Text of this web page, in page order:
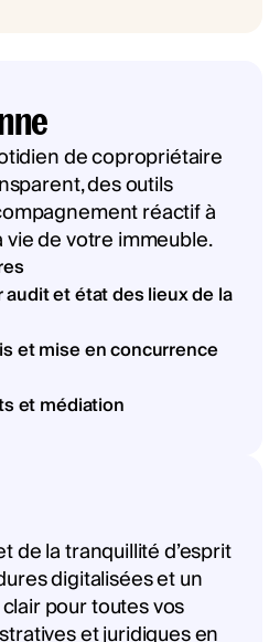
de copropriétaire
des outils
réactif à
de votre immeuble.
et état des lieux de la
et mise en concurrence
et médiation
de la tranquillité d’esprit
digitalisées et un
pour toutes vos